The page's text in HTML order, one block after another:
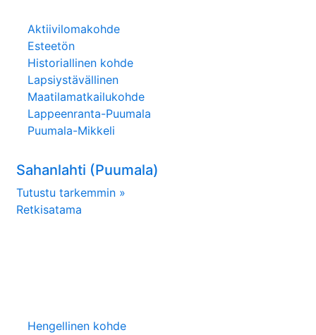
Aktiivilomakohde
Esteetön
Historiallinen kohde
Lapsiystävällinen
Maatilamatkailukohde
Lappeenranta-Puumala
Puumala-Mikkeli
Sahanlahti (Puumala)
Tutustu tarkemmin »
Retkisatama
Hengellinen kohde